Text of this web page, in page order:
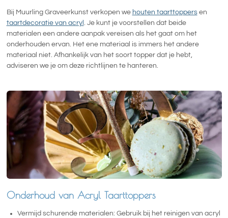
Bij Muurling Graveerkunst verkopen we houten taarttoppersen
taartdecoratie van acryl
. Je kunt je voorstellen dat beide
materialen een andere aanpak vereisen als het gaat om het
onderhouden ervan. Het ene materiaal is immers het andere
materiaal niet. Afhankelijk van het soort topper dat je hebt,
adviseren we je om deze richtlijnen te hanteren.
Onderhoud van Acryl Taarttoppers
Vermijd schurende materialen: Gebruik bij het reinigen van acryl